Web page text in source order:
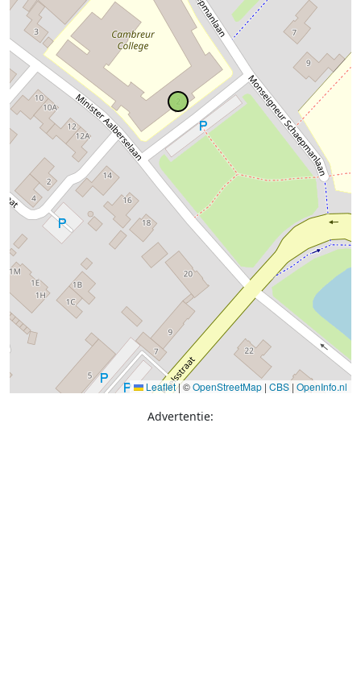
Leaflet|©OpenStreetMap | CBS | OpenInfo.nl
Advertentie: